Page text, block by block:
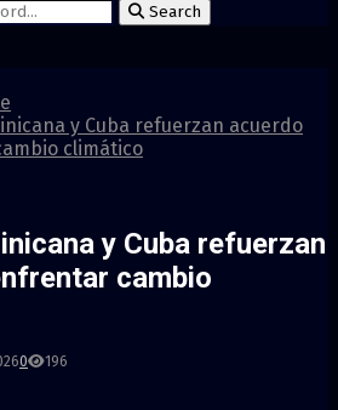
Search
y Cuba refuerzan acuerdo
climático
y Cuba refuerzan
cambio
0 196